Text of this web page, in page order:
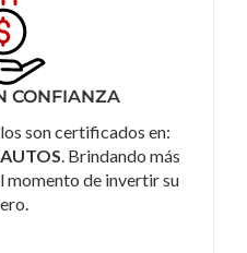
CONFIANZA
son certificados en:
. Brindando más
momento de invertir su